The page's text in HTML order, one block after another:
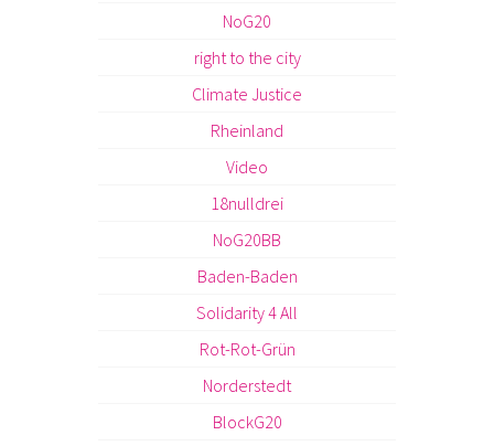
NoG20
right to the city
Climate Justice
Rheinland
Video
18nulldrei
NoG20BB
Baden-Baden
Solidarity 4 All
Rot-Rot-Grün
Norderstedt
BlockG20